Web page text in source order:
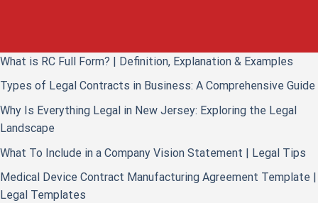
What is RC Full Form? | Definition, Explanation & Examples
Types of Legal Contracts in Business: A Comprehensive Guide
Why Is Everything Legal in New Jersey: Exploring the Legal
Landscape
What To Include in a Company Vision Statement | Legal Tips
Medical Device Contract Manufacturing Agreement Template |
Legal Templates